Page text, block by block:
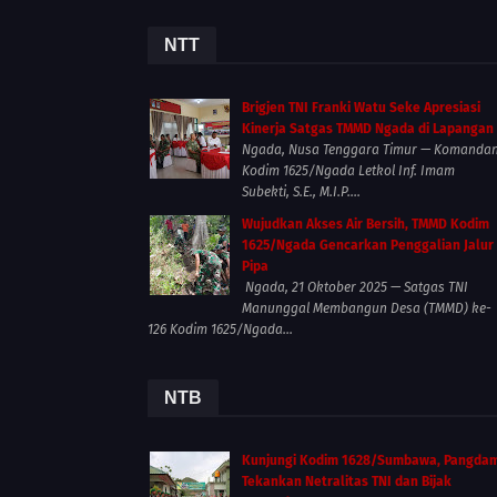
NTT
Brigjen TNI Franki Watu Seke Apresiasi
Kinerja Satgas TMMD Ngada di Lapangan
Ngada, Nusa Tenggara Timur —
Kodim 1625/Ngada Letkol Inf. Imam
Subekti, S.E., M.I.P....
Wujudkan Akses Air Bersih, TMMD Kodim
1625/Ngada Gencarkan Penggalian Jalur
Pipa
Ngada, 21 Oktober 2025 — Satgas TNI
Manunggal Membangun Desa (TMMD) ke-
126 Kodim 1625/Ngada...
NTB
Kunjungi Kodim 1628/Sumbawa,
Tekankan Netralitas TNI dan Bijak